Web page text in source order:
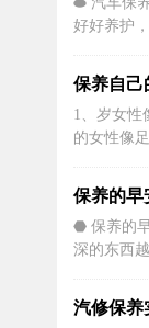
一致，签
工程名称
好好养护
区，马上
季气温升
频率也开
己洗澡一
保养自己
1、岁女性
的女性像
笑，最好
溢，保养
4、追求完
的尊重。5
保养的早
⬣ 保养的
深的东西
切都自有
猪了，哈
汽修保养